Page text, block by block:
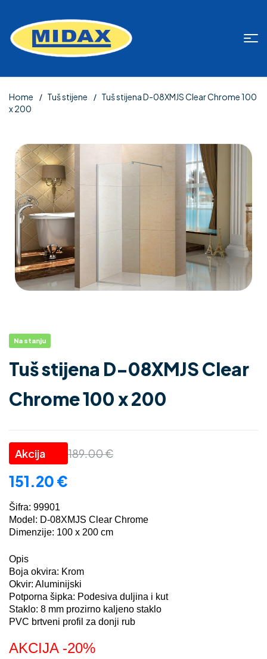
Home Tuš stijene
Tuš stijena D-08XMJS Clear Chrome 100
x 200
Na stanju
Tuš stijena D-08XMJS Clear
Chrome 100 x 200
189.00€
151.20 €
Šifra: 99901
Model: D-08XMJS Clear Chrome
Dimenzije: 100 x 200 cm
Opis
Boja okvira: Krom
Okvir: Aluminijski
Potporna šipka: Podesiva duljina i kut
Staklo: 8 mm prozirno kaljeno staklo
PVC brtveni profil za donji rub
AKCIJA -20%